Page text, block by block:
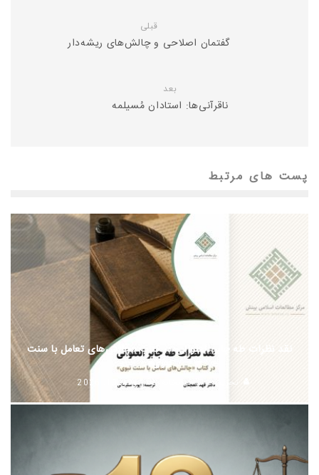
قبلی
گفتمان اصلاحی و چالش‌های ریشه‌دار
بعد
ناقرآنی‌ها: استادان مُسیلمه
پست های مرتبط
نقد نظرات طه جابر العلوانی در کتاب «چالش‌های تعامل با سنت
نبوی»
تحریریه كتابخانه جولای 13, 2026